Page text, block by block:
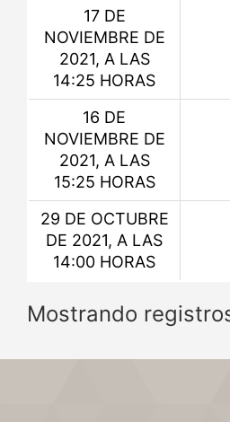
17 DE
NOVIEMBRE DE
2021, A LAS
14:25 HORAS
16 DE
NOVIEMBRE DE
2021, A LAS
15:25 HORAS
29 DE OCTUBRE
DE 2021, A LAS
14:00 HORAS
Mostrando